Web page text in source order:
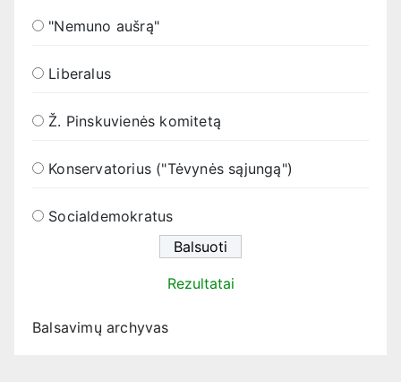
"Nemuno aušrą"
Liberalus
Ž. Pinskuvienės komitetą
Konservatorius ("Tėvynės sąjungą")
Socialdemokratus
Rezultatai
Balsavimų archyvas